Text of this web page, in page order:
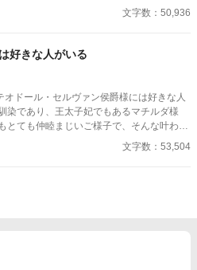
は終わりだ」と冷酷に離縁を言い渡す。ヴ
めることもせず、静かにそれを受け入れ
匠の才能と清らかな心を慕っていた、隣国
だった。カジミールの領地で温かく迎えら
していくヴァランティーヌ。 一方、彼女
ランティーヌの細やかな差配がなくなっ
全に陥り、没落の一途をたどる。激しい後
スは彼女を連れ戻そうとするが、そこには
文字数：50,936
好きな人がいる
オドール・セルヴァン侯爵様には好きな人
染であり、王太子妃でもあるマチルダ様
とても仲睦まじいご様子で、そんな叶わぬ
私の日常だった。 そんなある日、
ない王太子殿下に、ダンスに誘われて。
文字数：53,504